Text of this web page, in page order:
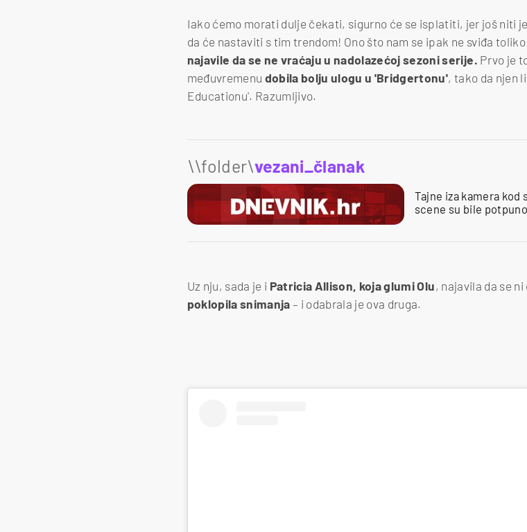
Iako ćemo morati dulje čekati, sigurno će se isplatiti, jer još niti
da će nastaviti s tim trendom! Ono što nam se ipak ne sviđa toliko
najavile da se ne vraćaju u nadolazećoj sezoni serije. Prvo je
međuvremenu dobila bolju ulogu u 'Bridgertonu', tako da njen
Educationu'. Razumljivo.
\\folder\vezani_članak
Tajne iza kamera kod
scene su bile
Uz nju, sada je i Patricia Allison, koja glumi Olu , najavila da se
poklopila snimanja – i odabrala je ova druga.